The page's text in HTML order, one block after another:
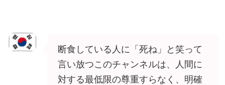
断食している人に「死ね」と笑って
言い放つこのチャンネルは、人間に
対する最低限の尊重すらなく、明確